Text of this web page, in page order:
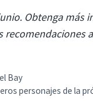
Obtenga más
recomendaciones
Bay
personajes de la